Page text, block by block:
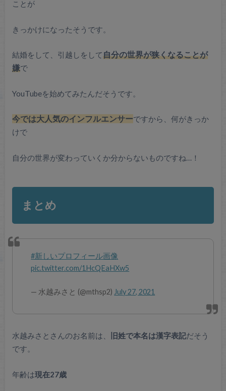
ことが
きっかけになったそうです。
結婚をして、引越しをして自分の世界が狭くなることが
嫌で
YouTubeを始めてみたんだそうです。
今では大人気のインフルエンサーですから、何がきっか
けで
自分の世界が変わっていくか分からないものですね…！
まとめ
#新しいプロフィール画像
pic.twitter.com/1HcQEaHXw5
— 水越みさと (@mthsp2) July 27, 2021
水越みさとさんのお名前は、 旧姓で本名は漢字表記だそう
です。
年齢は現在27歳